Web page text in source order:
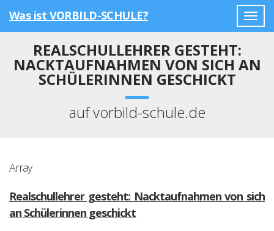
Was ist VORBILD-SCHULE?
REALSCHULLEHRER GESTEHT:
NACKTAUFNAHMEN VON SICH AN
SCHÜLERINNEN GESCHICKT
auf vorbild-schule.de
Array
Realschullehrer gesteht: Nacktaufnahmen von sich
an Schülerinnen geschickt